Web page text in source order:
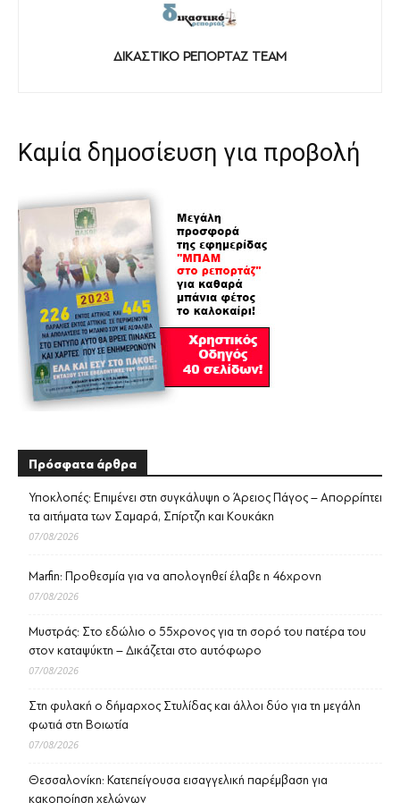
ΔΙΚΑΣΤΙΚΟ ΡΕΠΟΡΤΑΖ TEAM
Καμία δημοσίευση για προβολή
Πρόσφατα άρθρα
Υποκλοπές: Επιμένει στη συγκάλυψη ο Άρειος Πάγος – Απορρίπτει
τα αιτήματα των Σαμαρά, Σπίρτζη και Κουκάκη
07/08/2026
Marfin: Προθεσμία για να απολογηθεί έλαβε η 46χρονη
07/08/2026
Μυστράς: Στο εδώλιο ο 55χρονος για τη σορό του πατέρα του
στον καταψύκτη – Δικάζεται στο αυτόφωρο
07/08/2026
Στη φυλακή ο δήμαρχος Στυλίδας και άλλοι δύο για τη μεγάλη
φωτιά στη Βοιωτία
07/08/2026
Θεσσαλονίκη: Κατεπείγουσα εισαγγελική παρέμβαση για
κακοποίηση χελώνων